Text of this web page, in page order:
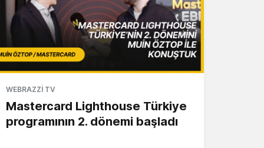
WEBRAZZI TV
Mastercard Lighthouse Türkiye
programının 2. dönemi başladı